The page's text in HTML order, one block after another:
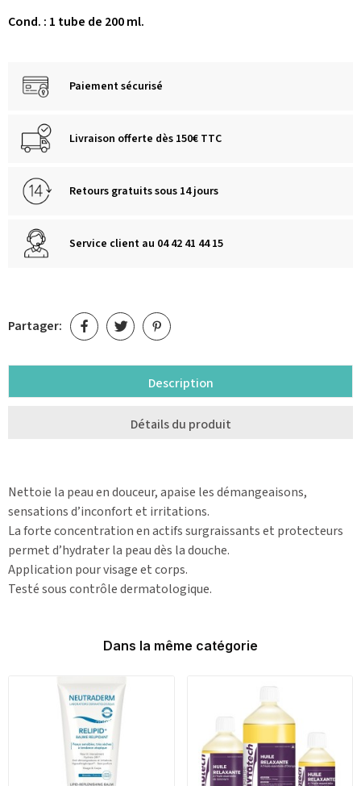
Cond. : 1 tube de 200 ml.
Paiement sécurisé
Livraison offerte dès 150€ TTC
Retours gratuits sous 14 jours
Service client au 04 42 41 44 15
Partager:
Description
Détails du produit
Nettoie la peau en douceur, apaise les démangeaisons,
sensations d’inconfort et irritations.
La forte concentration en actifs surgraissants et protecteurs
permet d’hydrater la peau dès la douche.
Application pour visage et corps.
Testé sous contrôle dermatologique.
Dans la même catégorie